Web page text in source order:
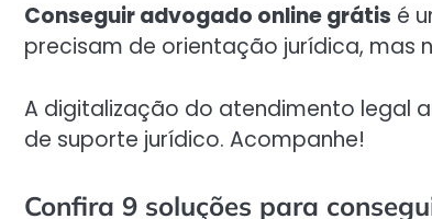
Conseguir advogado online grátis é
precisam de orientação jurídica, mas
A digitalização do atendimento legal
de suporte jurídico. Acompanhe!
Confira 9 soluções para